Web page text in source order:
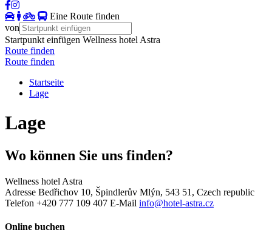
Eine Route finden
von
Startpunkt einfügen Wellness hotel Astra
Route finden
Route finden
Startseite
Lage
Lage
Wo können Sie uns finden?
Wellness hotel Astra
Adresse Bedřichov 10, Špindlerův Mlýn, 543 51, Czech republic
Telefon +420 777 109 407 E-Mail info@hotel-astra.cz
Online buchen